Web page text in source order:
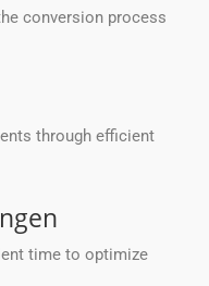
conversion process
through efficient
time to optimize